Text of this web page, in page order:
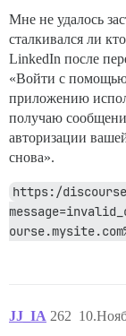
Мне не удалось
сталкивался ли
LinkedIn после
«Войти с
приложению
получаю
авторизации
снова».
https:/
JJ_IA 262